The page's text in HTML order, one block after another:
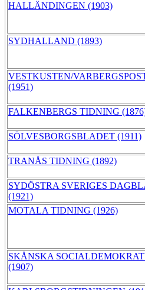
HALLÄNDINGEN (1903)
SYDHALLAND (1893)
VESTKUSTEN/
(1951)
FALKENBERGS TIDNING
SÖLVESBORGSBLADET (1911)
TRANÅS TIDNING (1892)
SYDÖSTRA SVERIGES
(1921)
MOTALA TIDNING (1926)
SKÅNSKA
(1907)